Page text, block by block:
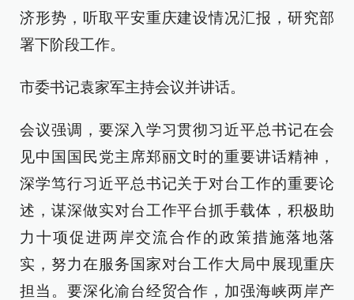
济形势，听取平安重庆建设情况汇报，研究部
署下阶段工作。
市委书记袁家军主持会议并讲话。
会议强调，要深入学习贯彻习近平总书记在会
见中国国民党主席郑丽文时的重要讲话精神，
深学笃行习近平总书记关于对台工作的重要论
述，谋深做实对台工作平台抓手载体，积极助
力十项促进两岸交流合作的政策措施落地落
实，努力在服务国家对台工作大局中展现重庆
担当。要深化渝台经贸合作，加强海峡两岸产